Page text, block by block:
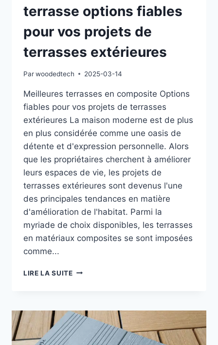
terrasse options fiables
pour vos projets de
terrasses extérieures
Parwoodedtech 2025-03-14
Meilleures terrasses en composite Options
fiables pour vos projets de terrasses
extérieures La maison moderne est de plus
en plus considérée comme une oasis de
détente et d'expression personnelle. Alors
que les propriétaires cherchent à améliorer
leurs espaces de vie, les projets de
terrasses extérieures sont devenus l'une
des principales tendances en matière
d'amélioration de l'habitat. Parmi la
myriade de choix disponibles, les terrasses
en matériaux composites se sont imposées
comme...
LIRE LA SUITEMEILLEUR
OPTIONS
FIABLES
POUR